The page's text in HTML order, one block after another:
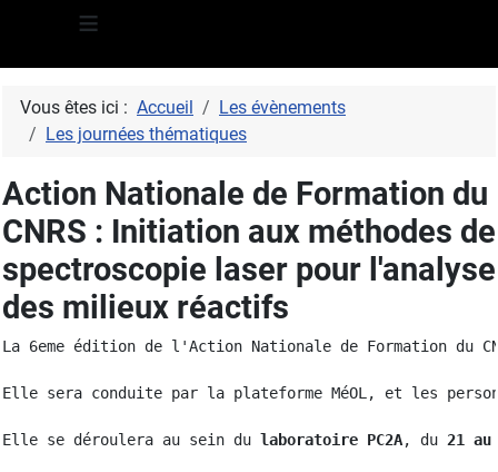
≡
Vous êtes ici : Accueil
Les évènements
Les journées thématiques
Action Nationale de Formation du
CNRS : Initiation aux méthodes de
spectroscopie laser pour l'analyse
des milieux réactifs
La 6eme édition de l'Action Nationale de Formation du
Elle sera conduite par la plateforme MéOL, et les
Elle se déroulera au sein du laboratoire PC2A, du 21 au